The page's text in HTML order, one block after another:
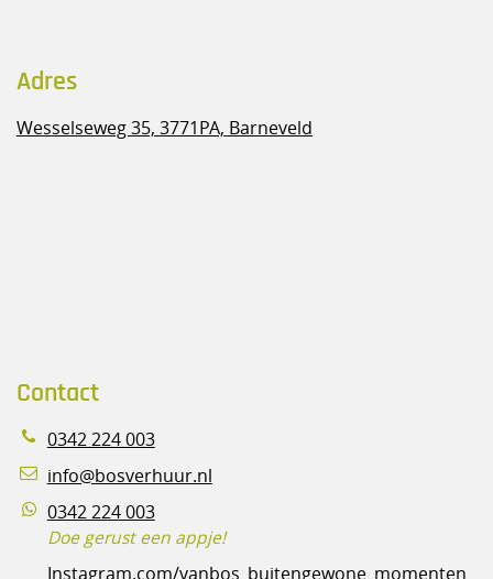
Adres
Wesselseweg 35, 3771PA, Barneveld
Contact
0342 224 003
info@bosverhuur.nl
0342 224 003
Doe gerust een appje!
Instagram.com/vanbos_buitengewone_momenten